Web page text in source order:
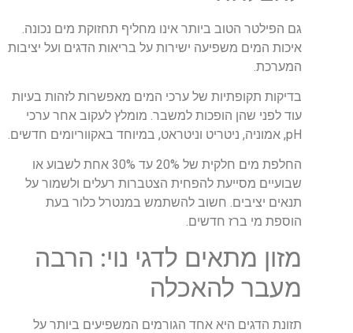
גם הפילטר הטוב ביותר אינו מחליף תחזוקת מים נכונה.
איכות המים משפיעה ישירות על בריאות הדגים ועל יציבות
המערכת.
בדיקות תקופתיות של ערכי המים מאפשרות לזהות בעיות
עוד לפני שהן הופכות למשבר. מומלץ לעקוב אחר ערכי
pH, אמוניה, ניטריט וניטראט, במיוחד באקווריומים חדשים.
החלפת מים חלקית של 20% עד 30% אחת לשבוע או
שבועיים מסייעת להפחית הצטברות רעלים ולשמור על
תנאים יציבים. חשוב להשתמש במנטרל כלור בעת
הוספת מי ברז חדשים.
מזון מתאים לדגי נוי: הרבה
מעבר להאכלה
תזונת הדגים היא אחד הגורמים המשפיעים ביותר על